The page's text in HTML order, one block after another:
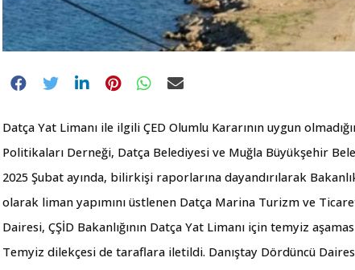
Datça Yat Limanı ile ilgili ÇED Olumlu Kararının uygun
Politikaları Derneği, Datça Belediyesi ve Muğla Büyükşehir
2025 Şubat ayında, bilirkişi raporlarına dayandırılarak
olarak liman yapımını üstlenen Datça Marina Turizm ve
Dairesi, ÇŞİD Bakanlığının Datça Yat Limanı için temyiz
Temyiz dilekçesi de taraflara iletildi. Danıştay Dördüncü